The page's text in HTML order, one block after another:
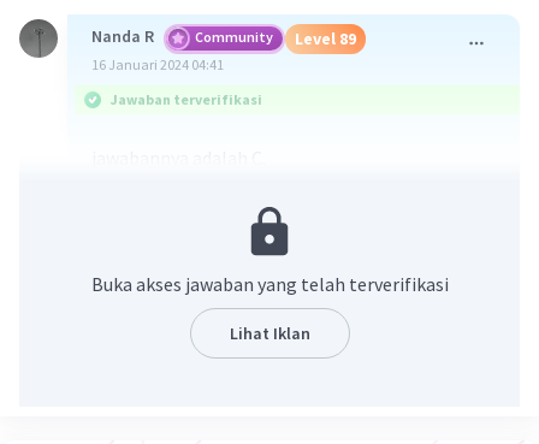
Nanda R Community Level 89
16 Januari 2024 04:41
Jawaban terverifikasi
Tuntutan adalah individu yang melaksanakan
kewajiban atau berkewarganegaraan dalam
masyarakat. Mereka berusaha menjaga
keseimbangan antara hak dan kewajiban
mereka, serta mendukung pada aturan, norma,
dan kebijakan yang ada dalam masyarakat
Buka akses jawaban yang telah terverifikasi
Lihat Iklan